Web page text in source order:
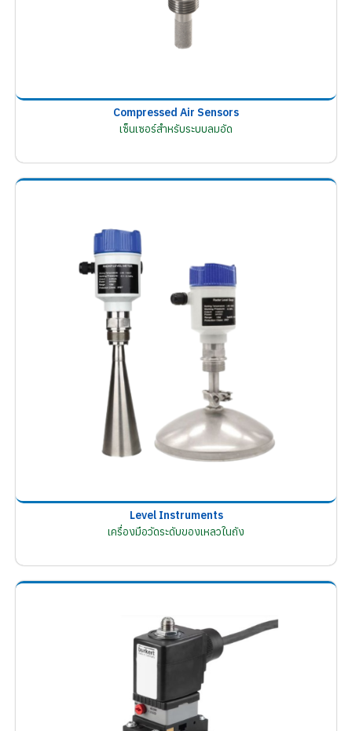
Compressed Air Sensors
เซ็นเซอร์สำหรับระบบลมอัด
Level Instruments
เครื่องมือวัดระดับของเหลวในถัง